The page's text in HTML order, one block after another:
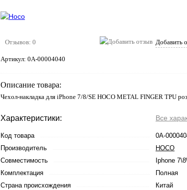
Отзывов: 0 Добавить
Артикул: 0А-00004040
Описание товара:
Чехол-накладка для iPhone 7/8/SE HOCO METAL FINGER TPU
Характеристики: Все
Код товара
0А-
Производитель
HOCO
Совместимость
Iphone
Комплектация
Полная
Страна происхождения
Китай